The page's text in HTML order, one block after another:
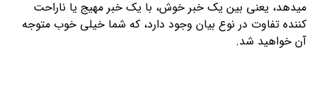
می­دهد، یعنی بین یک خبر خوش، با یک خبر مهیج یا ناراحت
کننده تفاوت در نوع بیان وجود دارد، که شما خیلی خوب متوجه
آن خواهید شد.